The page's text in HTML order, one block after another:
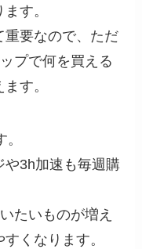
す。
重要なので、ただ
プで何を買える
す。
や3h加速も毎週購
たいものが増え
くなります。